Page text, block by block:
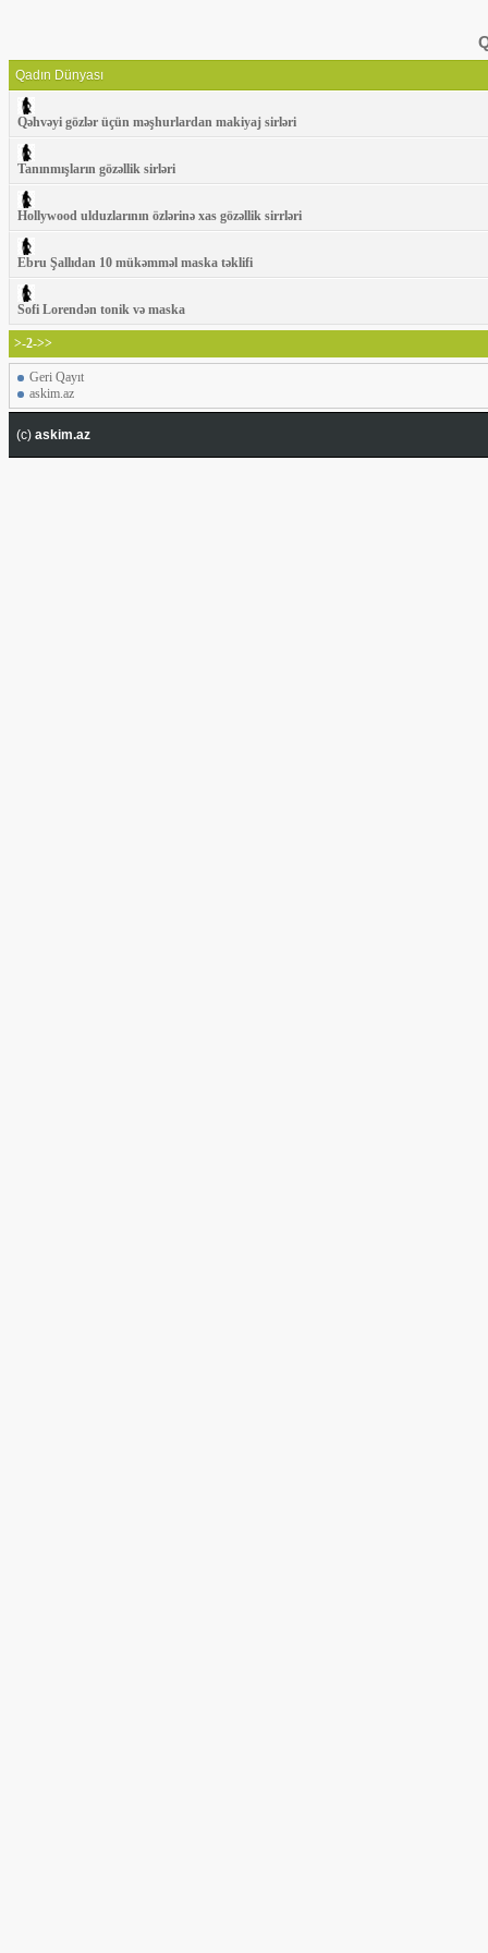
Qadın Dünyası
Qəhvəyi gözlər üçün məşhurlardan makiyaj sirləri
Tanınmışların gözəllik sirləri
Hollywood ulduzlarının özlərinə xas gözəllik sirrləri
Ebru Şallıdan 10 mükəmməl maska təklifi
Sofi Lorendən tonik və maska
>-2->>
Geri Qayıt
askim.az
(c) askim.az